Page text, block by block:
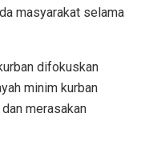
masyarakat selama
difokuskan
minim kurban
merasakan